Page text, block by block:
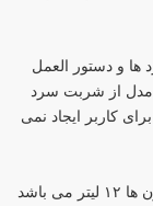
و دستور العمل
مدل از شربت سرد
کاربر ایجاد نمی
در این شربت سازها گنجایش تقریبی هر یک از مخزن ها ۱۲ لیتر می باشد